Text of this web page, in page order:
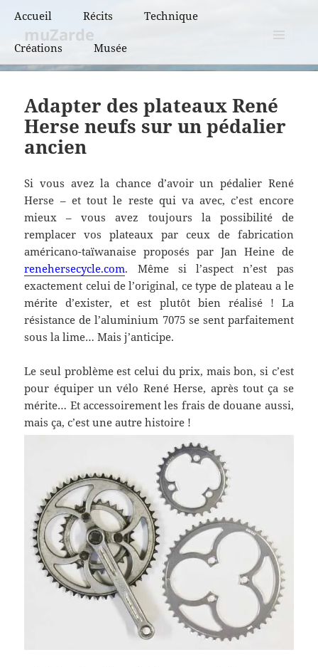
Accueil Récits
BCN et BPF
PBP
Flèches de France
Flèches de France
« vintage »
Technique
Créations Musée
muZarde
ET
Adapter des plateaux René
Herse neufs sur un pédalier
ancien
Si vous avez la chance d’avoir un pédalier René
Herse – et tout le reste qui va avec, c’est encore
mieux – vous avez toujours la possibilité de
remplacer vos plateaux par ceux de fabrication
américano-taïwanaise proposés par Jan Heine de
renehersecycle.com. Même si l’aspect n’est pas
exactement celui de l’original, ce type de plateau a le
mérite d’exister, et est plutôt bien réalisé ! La
résistance de l’aluminium 7075 se sent parfaitement
sous la lime… Mais j’anticipe.
Le seul problème est celui du prix, mais bon, si c’est
pour équiper un vélo René Herse, après tout ça se
mérite… Et accessoirement les frais de douane aussi,
mais ça, c’est une autre histoire !